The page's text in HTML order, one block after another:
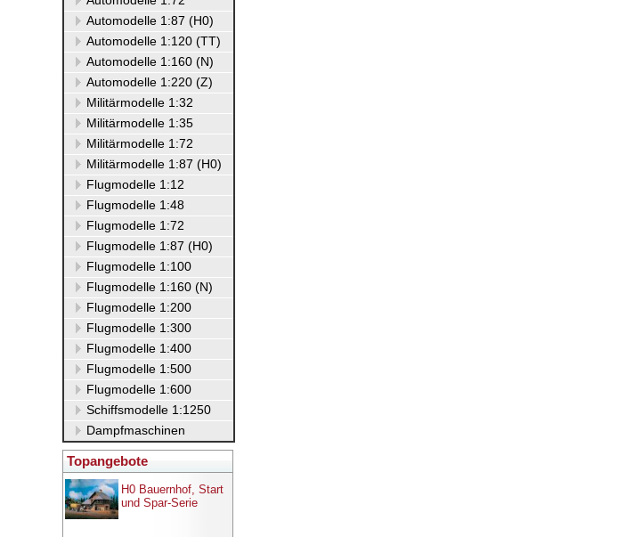
Automodelle 1:87 (H0)
Automodelle 1:120 (TT)
Automodelle 1:160 (N)
Automodelle 1:220 (Z)
Militärmodelle 1:32
Militärmodelle 1:35
Militärmodelle 1:72
Militärmodelle 1:87 (H0)
Flugmodelle 1:12
Flugmodelle 1:48
Flugmodelle 1:72
Flugmodelle 1:87 (H0)
Flugmodelle 1:100
Flugmodelle 1:160 (N)
Flugmodelle 1:200
Flugmodelle 1:300
Flugmodelle 1:400
Flugmodelle 1:500
Flugmodelle 1:600
Schiffsmodelle 1:1250
Dampfmaschinen
Topangebote
H0 Bauernhof, Start
und Spar-Serie